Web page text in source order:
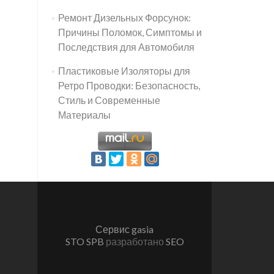
Ремонт Дизельных Форсунок:
Причины Поломок, Симптомы и
Последствия для Автомобиля
Пластиковые Изоляторы для
Ретро Проводки: Безопасность,
Стиль и Современные
Материалы
Сервис gasia
STO SPB разработано SEO